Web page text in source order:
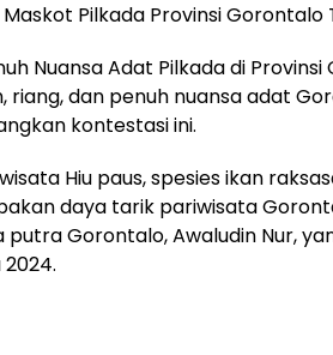
Pilkada Provinsi Gorontalo
Nuansa Adat Pilkada di
riang, dan penuh nuansa adat
kontestasi ini.
Hiu paus, spesies ikan
daya tarik pariwisata
putra Gorontalo, Awaludin Nur,